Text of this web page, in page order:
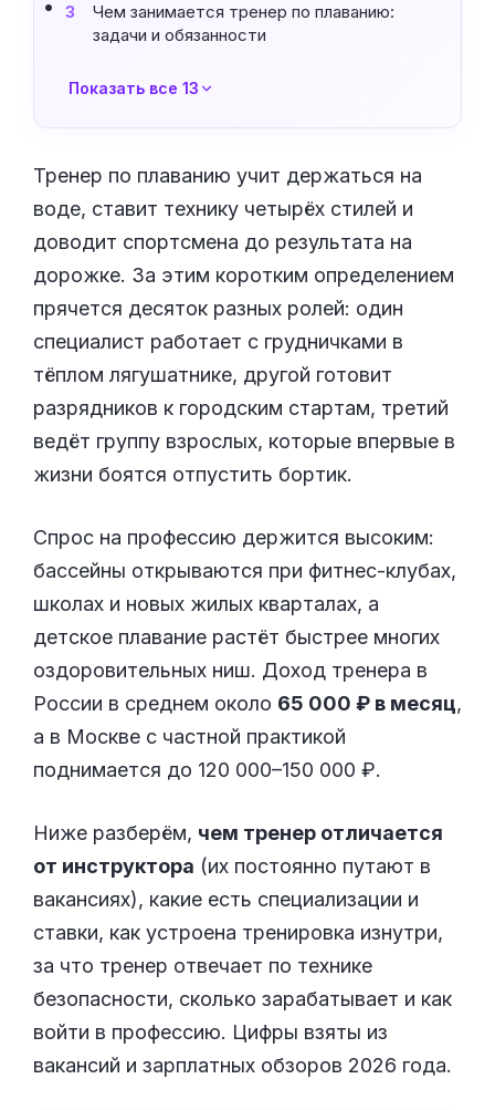
3
Чем занимается тренер по плаванию:
задачи и обязанности
Показать все 13
Тренер по плаванию учит держаться на
воде, ставит технику четырёх стилей и
доводит спортсмена до результата на
дорожке. За этим коротким определением
прячется десяток разных ролей: один
специалист работает с грудничками в
тёплом лягушатнике, другой готовит
разрядников к городским стартам, третий
ведёт группу взрослых, которые впервые в
жизни боятся отпустить бортик.
Спрос на профессию держится высоким:
бассейны открываются при фитнес-клубах,
школах и новых жилых кварталах, а
детское плавание растёт быстрее многих
оздоровительных ниш. Доход тренера в
России в среднем около 65 000 ₽ в месяц,
а в Москве с частной практикой
поднимается до 120 000–150 000 ₽.
Ниже разберём, чем тренер отличается
от инструктора (их постоянно путают в
вакансиях), какие есть специализации и
ставки, как устроена тренировка изнутри,
за что тренер отвечает по технике
безопасности, сколько зарабатывает и как
войти в профессию. Цифры взяты из
вакансий и зарплатных обзоров 2026 года.